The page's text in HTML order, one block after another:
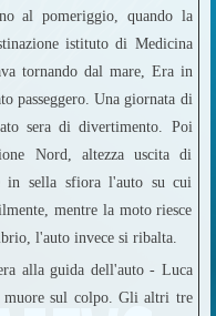
al pomeriggio, quando la
istituto di Medicina
tornando dal mare, Era in
passeggero. Una giornata di
sera di divertimento. Poi
Nord, altezza uscita di
in sella sfiora l'auto su cui
mentre la moto riesce
l'auto invece si ribalta.
alla guida dell'auto - Luca
muore sul colpo. Gli altri tre